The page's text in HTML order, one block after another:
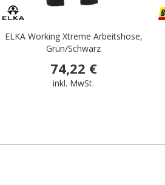
ELKA Working Xtreme Arbeitshose,
Grün/Schwarz
74,22 €
inkl. MwSt.